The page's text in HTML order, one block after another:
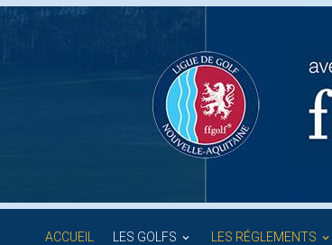
ACCUEIL LES GOLFS LES RÉGLEMENTS